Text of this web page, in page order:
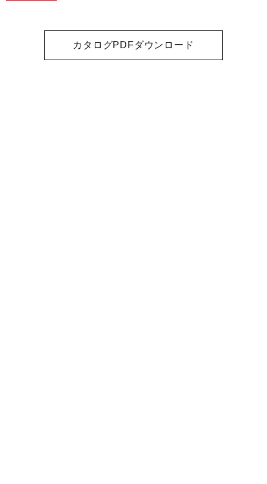
カタログPDFダウンロード